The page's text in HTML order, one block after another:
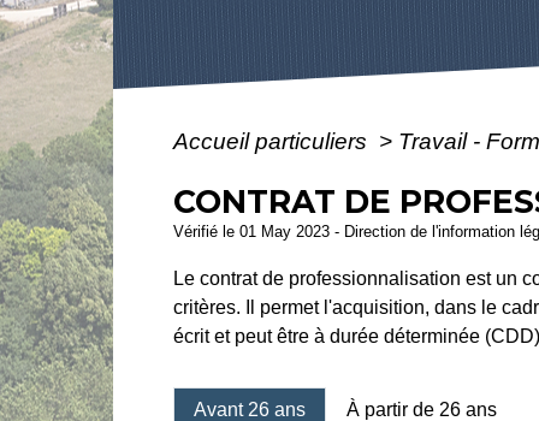
Accueil particuliers > Travail -
CONTRAT DE
Vérifié le 01 May 2023 - Direction de l'information
Le contrat de professionnalisation est un
critères. Il permet l'acquisition, dans le
écrit et peut être à durée déterminée
Avant 26 ans À partir de 26 ans